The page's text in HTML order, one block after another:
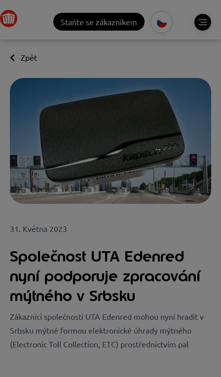
Staňte se zákazníkem
Zpět
31. Května 2023
Společnost UTA Edenred
nyní podporuje zpracování
mýtného v Srbsku
Zákazníci společnosti UTA Edenred mohou nyní hradit v
Srbsku mýtné formou elektronické úhrady mýtného
(Electronic Toll Collection, ETC) prostřednictvím pal